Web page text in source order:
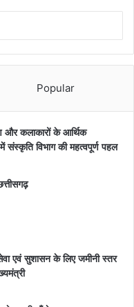
Popular
कलाकारों के आर्थिक
संस्कृति विभाग की महत्वपूर्ण पहल
एवं सुशासन के लिए जमीनी स्तर